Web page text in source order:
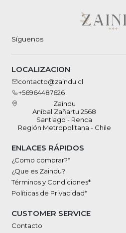
Síguenos
LOCALIZACION
contacto@zaindu.cl
+56964487626
Zaindu
Aníbal Zañartu 2568
Santiago - Renca
Región Metropolitana - Chile
ENLACES RÁPIDOS
¿Como comprar?*
¿Que es Zaindu?
Términos y Condiciones*
Políticas de Privacidad*
CUSTOMER SERVICE
Contacto